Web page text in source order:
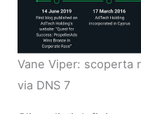
Vane Viper: scoperta
via DNS 7